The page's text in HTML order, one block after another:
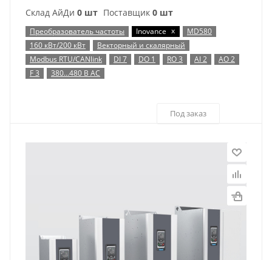
Склад АйДи 0 шт Поставщик 0 шт
Преобразователь частоты Inovance x
MD580
160 кВт/200 кВт
Векторный и скалярный
Modbus RTU/CANlink
DI 7 DO 1 RO 3 AI 2
AO 2
F 3
380…480 В AC
Под заказ